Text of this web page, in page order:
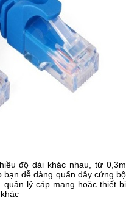
độ dài khác nhau, từ 0,3m
bạn dễ dàng quấn dây cứng bộ
lý cáp mạng hoặc thiết bị